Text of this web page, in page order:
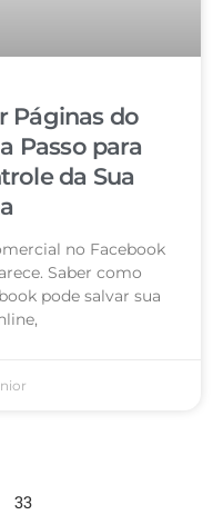
Páginas do
Passo para
da Sua
no Facebook
Saber como
pode salvar sua
33